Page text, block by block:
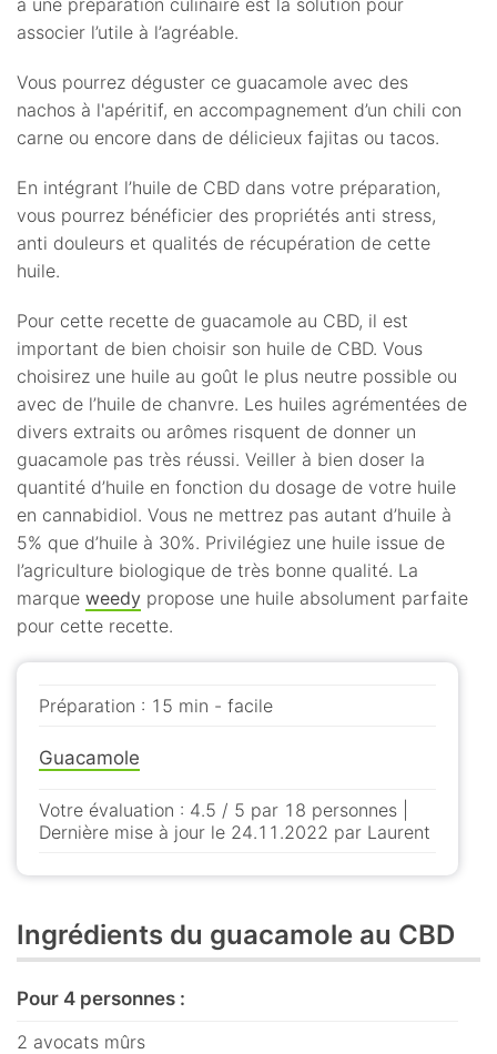
à une préparation culinaire est la solution pour
associer l’utile à l’agréable.
Vous pourrez déguster ce guacamole avec des
nachos à l'apéritif, en accompagnement d’un chili con
carne ou encore dans de délicieux fajitas ou tacos.
En intégrant l’huile de CBD dans votre préparation,
vous pourrez bénéficier des propriétés anti stress,
anti douleurs et qualités de récupération de cette
huile.
Pour cette recette de guacamole au CBD, il est
important de bien choisir son huile de CBD. Vous
choisirez une huile au goût le plus neutre possible ou
avec de l’huile de chanvre. Les huiles agrémentées de
divers extraits ou arômes risquent de donner un
guacamole pas très réussi. Veiller à bien doser la
quantité d’huile en fonction du dosage de votre huile
en cannabidiol. Vous ne mettrez pas autant d’huile à
5% que d’huile à 30%. Privilégiez une huile issue de
l’agriculture biologique de très bonne qualité. La
marque weedy propose une huile absolument parfaite
pour cette recette.
Préparation : 15 min - facile
Guacamole
Votre évaluation : 4.5 / 5 par 18 personnes |
Dernière mise à jour le 24.11.2022 par Laurent
Ingrédients du guacamole au CBD
Pour 4 personnes :
2 avocats mûrs